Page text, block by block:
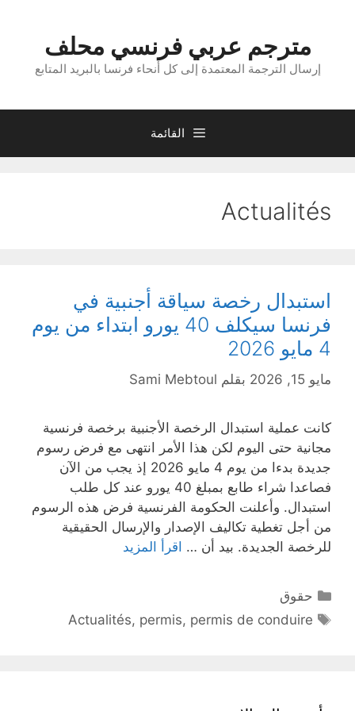
المحتوىمترجم عربي فرنسي محلف
إرسال الترجمة المعتمدة إلى كل أنحاء فرنسا بالبريد المتابع
القائمة
Actualités
استبدال رخصة سياقة أجنبية في
فرنسا سيكلف 40 يورو ابتداء من يوم
4 مايو 2026
مايو 15, 2026 بقلم Sami Mebtoul
كانت عملية استبدال الرخصة الأجنبية برخصة فرنسية
مجانية حتى اليوم لكن هذا الأمر انتهى مع فرض رسوم
جديدة بدءا من يوم 4 مايو 2026 إذ يجب من الآن
فصاعدا شراء طابع بمبلغ 40 يورو عند كل طلب
استبدال. وأعلنت الحكومة الفرنسية فرض هذه الرسوم
من أجل تغطية تكاليف الإصدار والإرسال الحقيقية
للرخصة الجديدة. بيد أن … اقرأ المزيد
التصنيفات
حقوق
الوسوم
Actualités, permis, permis de conduire